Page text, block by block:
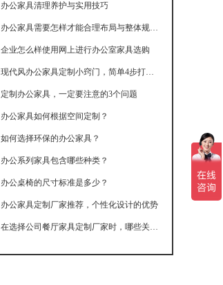
办公家具清理养护与实用技巧
办公家具需要怎样才能合理布局与整体规划呢
企业怎么样使用网上进行办公室家具选购
现代风办公家具定制小窍门，简单4步打造简约高级感
定制办公家具，一定要注意的3个问题
办公家具如何根据空间定制？
如何选择环保的办公家具？
办公系列家具包含哪些种类？
办公桌椅的尺寸标准是多少？
办公家具定制厂家推荐，个性化设计的优势
在选择公司餐厅家具定制厂家时，哪些关键因素不容忽视？